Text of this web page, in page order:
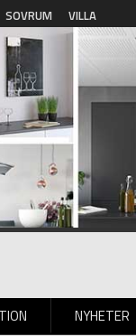
SOVRUM VILLA
NYHETER